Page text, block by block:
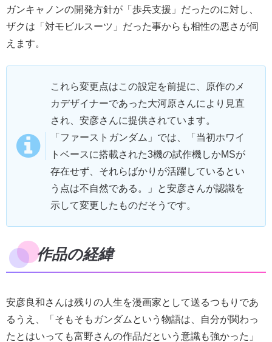
ガンキャノンの開発方針が「歩兵支援」だったのに対し、
ザクは「対モビルスーツ」だった事からも相性の悪さが伺
えます。
これら変更点はこの設定を前提に、原作のメ
カデザイナーであった大河原さんにより見直
され、安彦さんに提供されています。
「ファーストガンダム」では、「当初ホワイ
トベースに搭載された3機の試作機しかMSが
存在せず、それらばかりが活躍しているとい
う点は不自然である。」と安彦さんが認識を
示して変更したものだそうです。
作品の経緯
安彦良和さんは残りの人生を漫画家として送るつもりであ
るうえ、「そもそもガンダムという物語は、自分が関わっ
たとはいっても富野さんの作品だという意識も強かった」